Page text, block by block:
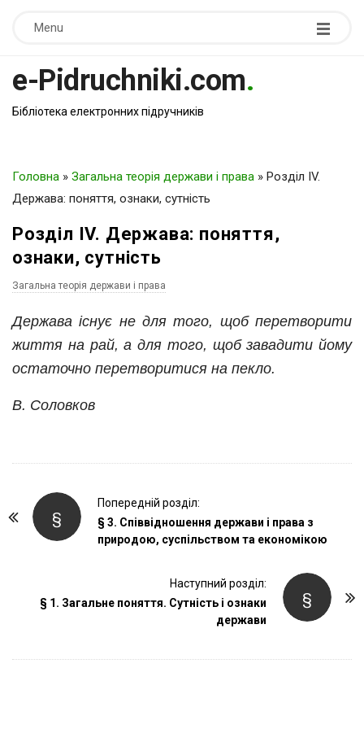
Menu
e-Pidruchniki.com.
Бібліотека електронних підручників
Головна » Загальна теорія держави і права » Розділ IV.
Держава: поняття, ознаки, сутність
Розділ IV. Держава: поняття,
ознаки, сутність
Загальна теорія держави і права
Держава існує не для того, щоб перетворити
життя на рай,а для того, щоб завадити йому
остаточно перетворитися на пекло.
В. Соловков
§
Попередній розділ:
§ 3. Співвідношення держави і права з
природою, суспільством та економікою
§
Наступний розділ:
§ 1. Загальне поняття. Сутність і ознаки
держави